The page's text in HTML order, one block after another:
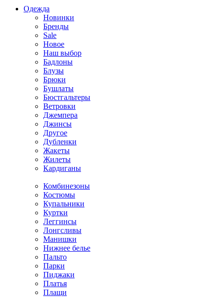
Одежда
Новинки
Бренды
Sale
Новое
Наш выбор
Бадлоны
Блузы
Брюки
Бушлаты
Бюстгальтеры
Ветровки
Джемпера
Джинсы
Другое
Дубленки
Жакеты
Жилеты
Кардиганы
Комбинезоны
Костюмы
Купальники
Куртки
Леггинсы
Лонгсливы
Манишки
Нижнее белье
Пальто
Парки
Пиджаки
Платья
Плащи